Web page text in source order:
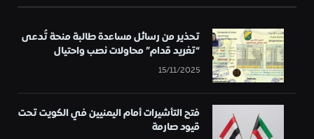
تحذير من رسائل مساعدة طالبة منحة تُدعى
“تغريد قدام” محاولات نصب واحتيال
15/11/2025
فتح التأشيرات أمام اليمنيين في الكويت تحت
قيود صارمة